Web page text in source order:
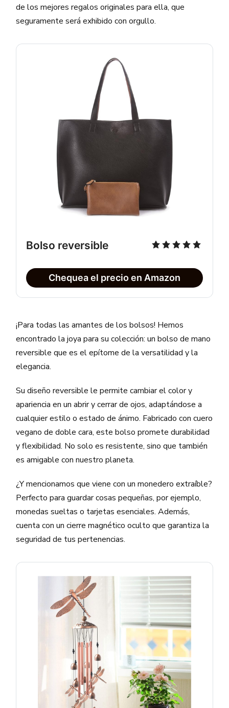
de los mejores regalos originales para ella, que
seguramente será exhibido con orgullo.
Bolso reversible
Chequea el precio en Amazon
¡Para todas las amantes de los bolsos! Hemos
encontrado la joya para su colección: un bolso de mano
reversible que es el epítome de la versatilidad y la
elegancia.
Su diseño reversible le permite cambiar el color y
apariencia en un abrir y cerrar de ojos, adaptándose a
cualquier estilo o estado de ánimo. Fabricado con cuero
vegano de doble cara, este bolso promete durabilidad
y flexibilidad. No solo es resistente, sino que también
es amigable con nuestro planeta.
¿Y mencionamos que viene con un monedero extraíble?
Perfecto para guardar cosas pequeñas, por ejemplo,
monedas sueltas o tarjetas esenciales. Además,
cuenta con un cierre magnético oculto que garantiza la
seguridad de tus pertenencias.